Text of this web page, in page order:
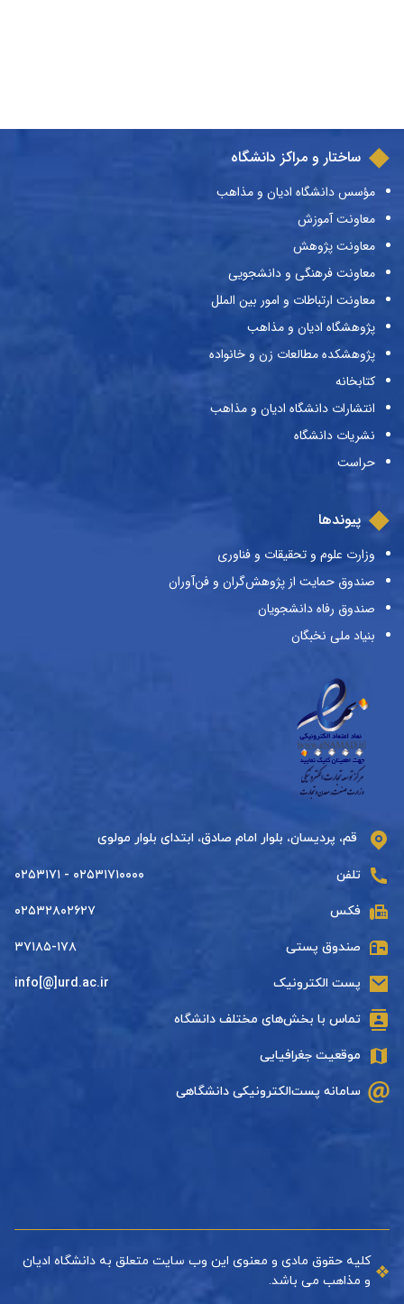
ساختار و مراکز دانشگاه
مؤسس دانشگاه ادیان و مذاهب
معاونت آموزش
معاونت پژوهش
معاونت فرهنگی و دانشجویی
معاونت ارتباطات و امور بین الملل
پژوهشگاه ادیان و مذاهب
پژوهشکده مطالعات زن و خانواده
کتابخانه
انتشارات دانشگاه ادیان و مذاهب
نشریات دانشگاه
حراست
پیوندها
وزارت علوم و تحقیقات و فناوری
صندوق حمایت از پژوهش‌گران و فن‌آوران
صندوق رفاه دانشجویان
بنیاد ملی نخبگان
قم، پردیسان، بلوار امام صادق، ابتدای بلوار مولوی
تلفن ۰۲۵۳۱۷۱۰۰۰۰ - ۰۲۵۳۱۷۱
فکس ۰۲۵۳۲۸۰۲۶۲۷
صندوق پستی ۳۷۱۸۵-۱۷۸
پست الکترونیک info[@]urd.ac.ir
تماس با بخش‌های مختلف دانشگاه
موقعیت جغرافیایی
سامانه پست‌الکترونیکی دانشگاهی
کلیه حقوق مادی و معنوی این وب سایت متعلق به دانشگاه ادیان
و مذاهب می باشد.